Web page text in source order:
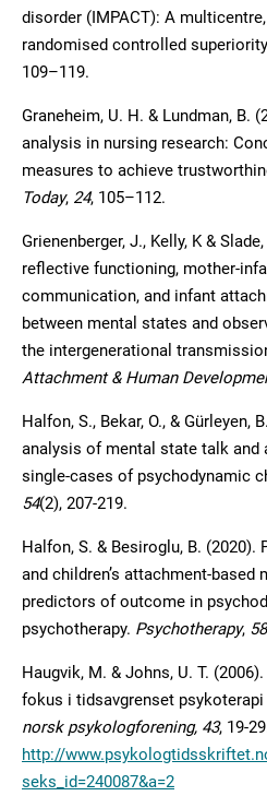
disorder (IMPACT): A
randomised controlled
109–119.
Graneheim, U. H. & Lundman, B.
analysis in nursing research:
measures to achieve
Today, 24, 105–112.
Grienenberger, J., Kelly, K &
reflective functioning, mother-
communication, and infant
between mental states and
the intergenerational
Attachment & Human
Halfon, S., Bekar, O., & Gürleyen,
analysis of mental state talk and
single-cases of psychodynamic
54(2), 207-219.
Halfon, S. & Besiroglu, B.
and children’s attachment-based
predictors of outcome in
psychotherapy. Psychotherapy, 58
Haugvik, M. & Johns, U. T.
fokus i tidsavgrenset psykoterapi
norsk psykologforening, 43, 19-
http://
seks_id=240087&a=2